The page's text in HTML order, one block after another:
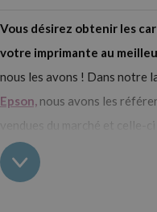
Vous désirez obtenir les
votre imprimante au
nous les avons ! Dans notre
Epson, nous avons les
vendues du marché et celle-
les acheter sur notre site en
seule différence étant le prix.